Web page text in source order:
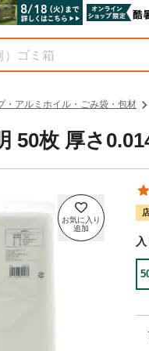
・アルミホイル・ごみ袋・包材
50枚 厚さ